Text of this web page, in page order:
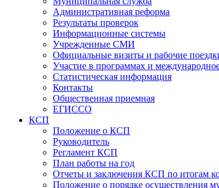
Административная реформа
Результаты проверок
Информационные системы
Учрежденные СМИ
Официальные визиты и рабочие
Участие в программах и
Статистическая информация
Контакты
Общественная приемная
ЕГИССО
КСП
Положение о КСП
Руководитель
Регламент КСП
План работы на год
Отчеты и заключения КСП по итогам
Положение о порядке осуществления